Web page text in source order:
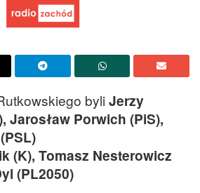
byliJerzy
Jarosław Porwich (PiS),
(K), Tomasz Nesterowicz
(PL2050)